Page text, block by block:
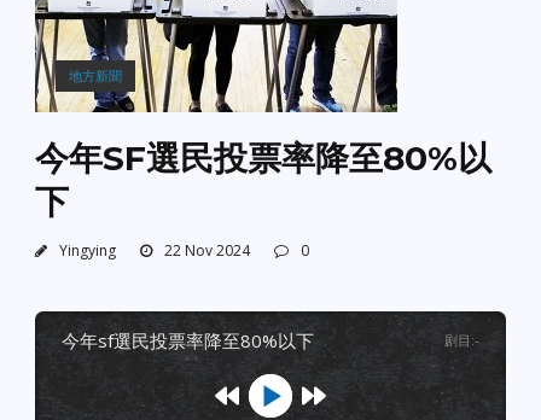
地方新聞
今年SF選民投票率降至80%以
下
Yingying 22 Nov 2024 0
今年sf選民投票率降至80%以下 剧目 :-